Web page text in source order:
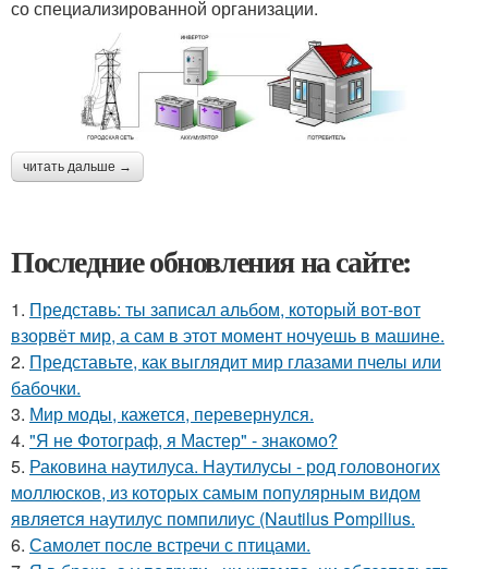
со специализированной организации.
читать дальше →
Последние обновления на сайте:
1. Представь: ты записал альбом, который вот-вот
взорвёт мир, а сам в этот момент ночуешь в машине.
2. Представьте, как выглядит мир глазами пчелы или
бабочки.
3. Мир моды, кажется, перевернулся.
4. "Я не Фотограф, я Мастер" - знакомо?
5. Раковина наутилуса. Наутилусы - род головоногих
моллюсков, из которых самым популярным видом
является наутилус помпилиус (Nautilus Pompilius.
6. Самолет после встречи с птицами.